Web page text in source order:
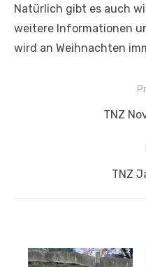
Natürlich gibt es auch
weitere Informationen
wird an Weihnachten
TNZ
Next
TNZ